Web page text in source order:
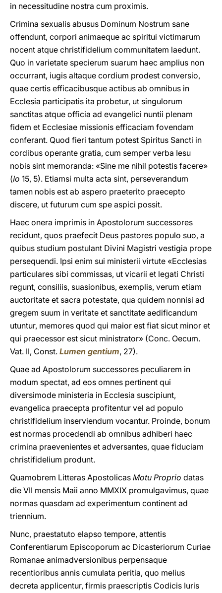
in necessitudine nostra cum proximis.
Crimina sexualis abusus Dominum Nostrum sane
offendunt, corpori animaeque ac spiritui victimarum
nocent atque christifidelium communitatem laedunt.
Quo in varietate specierum suarum haec amplius non
occurrant, iugis altaque cordium prodest conversio,
quae certis efficacibusque actibus ab omnibus in
Ecclesia participatis ita probetur, ut singulorum
sanctitas atque officia ad evangelici nuntii plenam
fidem et Ecclesiae missionis efficaciam fovendam
conferant. Quod fieri tantum potest Spiritus Sancti in
cordibus operante gratia, cum semper verba Iesu
nobis sint memoranda: «Sine me nihil potestis facere»
(Io 15, 5). Etiamsi multa acta sint, perseverandum
tamen nobis est ab aspero praeterito praecepto
discere, ut futurum cum spe aspici possit.
Haec onera imprimis in Apostolorum successores
recidunt, quos praefecit Deus pastores populo suo, a
quibus studium postulant Divini Magistri vestigia prope
persequendi. Ipsi enim sui ministerii virtute «Ecclesias
particulares sibi commissas, ut vicarii et legati Christi
regunt, consiliis, suasionibus, exemplis, verum etiam
auctoritate et sacra potestate, qua quidem nonnisi ad
gregem suum in veritate et sanctitate aedificandum
utuntur, memores quod qui maior est fiat sicut minor et
qui praecessor est sicut ministrator» (Conc. Oecum.
Vat. II, Const. Lumen gentium, 27).
Quae ad Apostolorum successores peculiarem in
modum spectat, ad eos omnes pertinent qui
diversimode ministeria in Ecclesia suscipiunt,
evangelica praecepta profitentur vel ad populo
christifidelium inserviendum vocantur. Proinde, bonum
est normas procedendi ab omnibus adhiberi haec
crimina praevenientes et adversantes, quae fiduciam
christifidelium produnt.
Quamobrem Litteras Apostolicas Motu Proprio datas
die VII mensis Maii anno MMXIX promulgavimus, quae
normas quasdam ad experimentum continent ad
triennium.
Nunc, praestatuto elapso tempore, attentis
Conferentiarum Episcoporum ac Dicasteriorum Curiae
Romanae animadversionibus perpensaque
recentioribus annis cumulata peritia, quo melius
decreta applicentur, firmis praescriptis Codicis Iuris